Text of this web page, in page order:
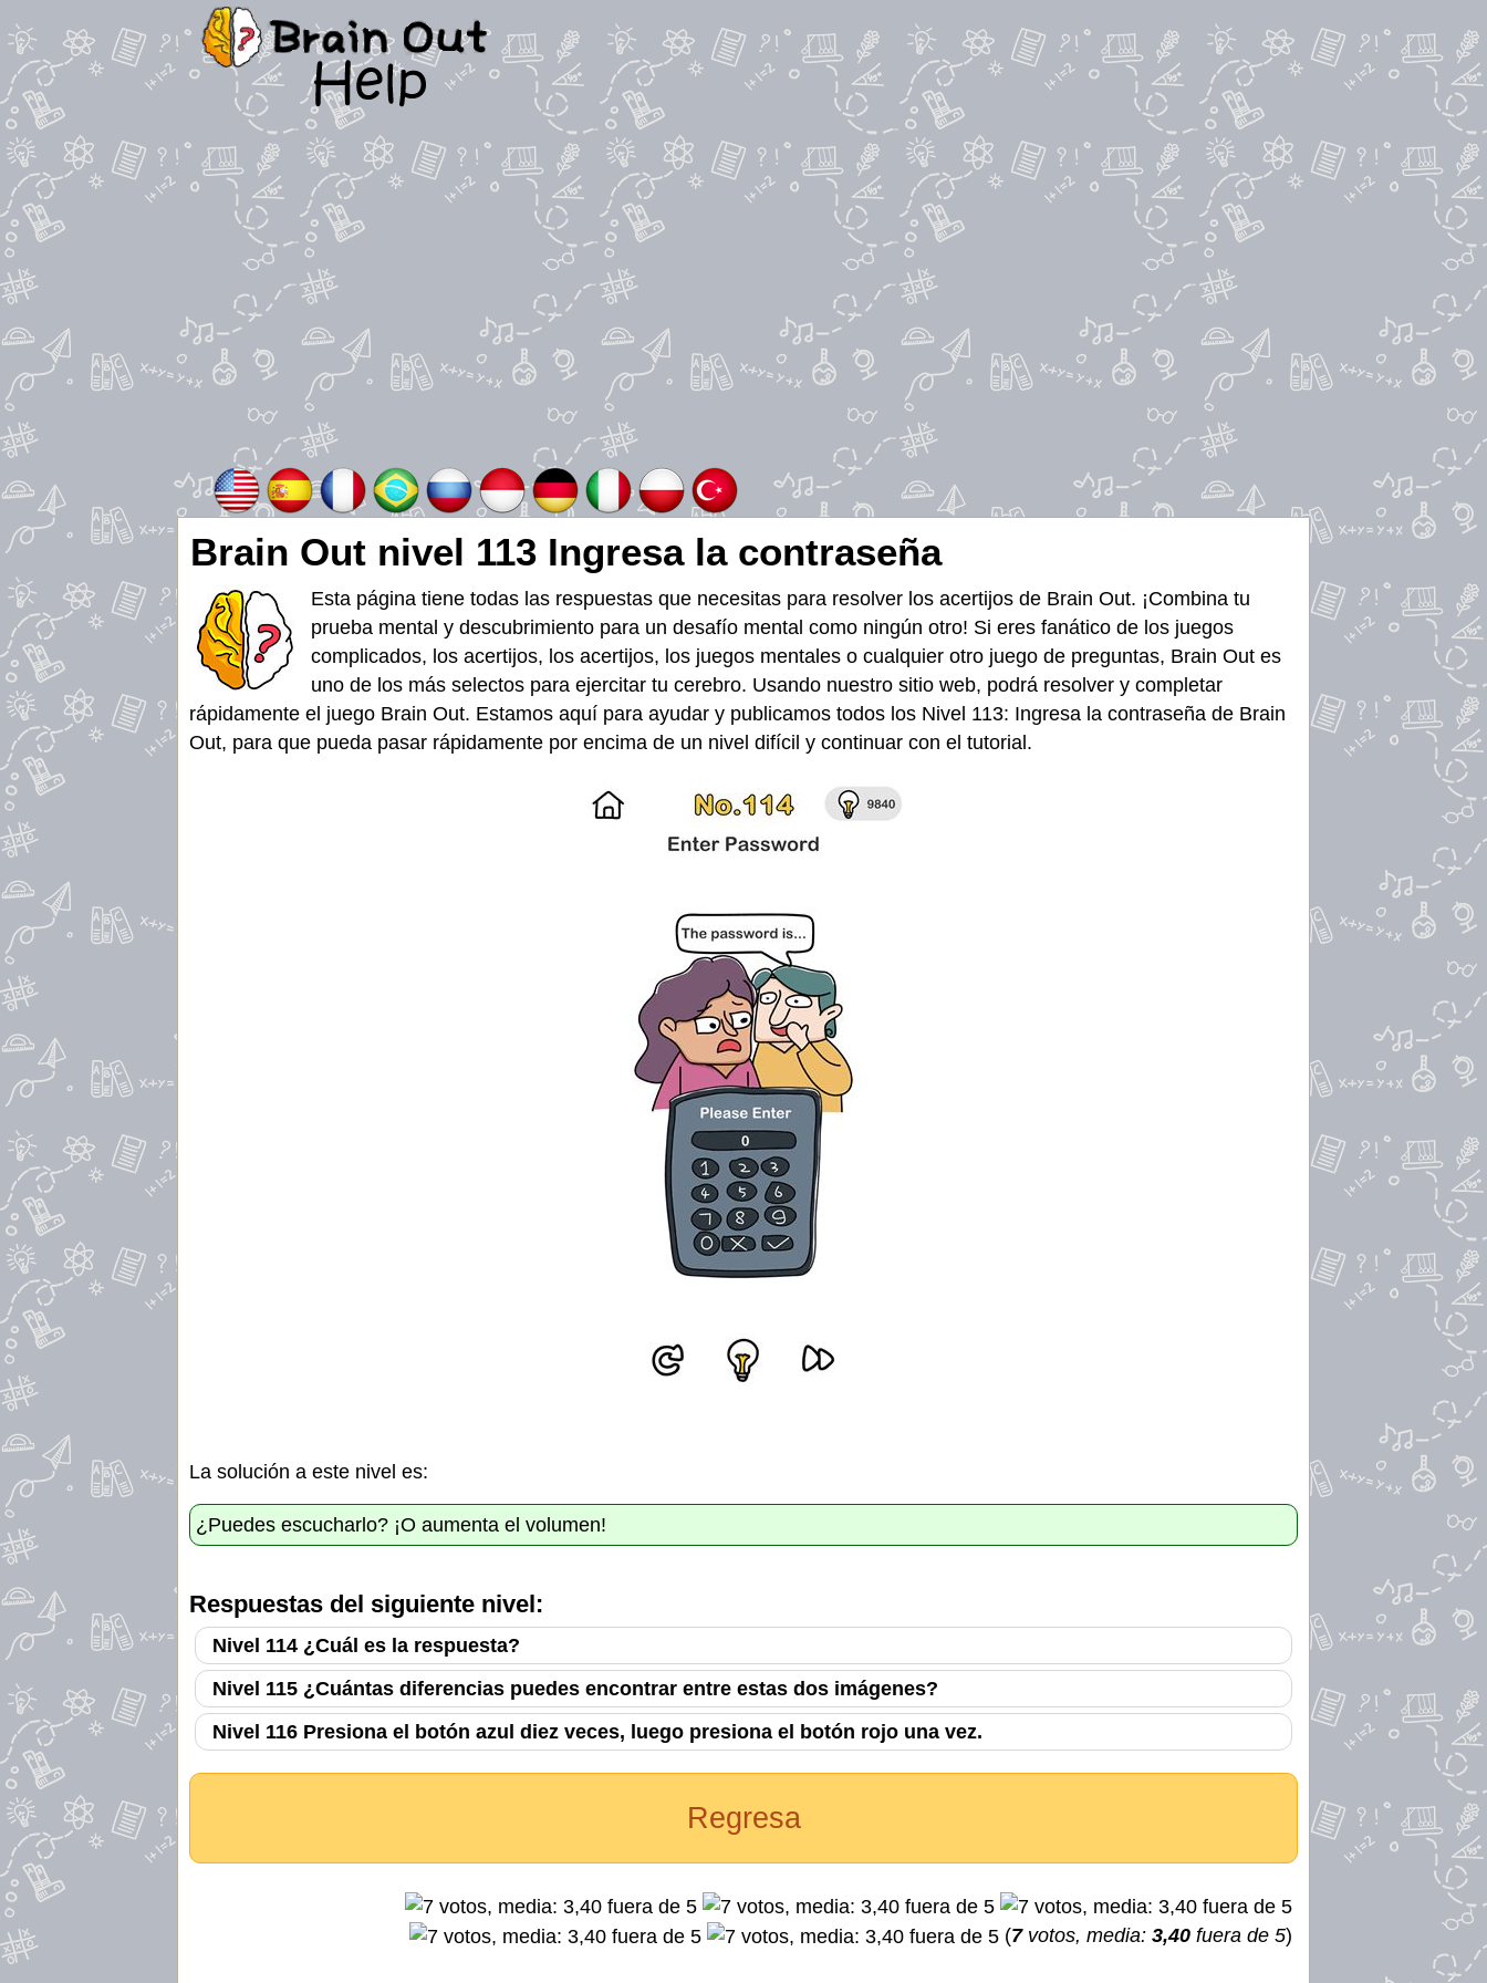
Brain Out nivel 113 Ingresa la contraseña
Esta página tiene todas las respuestas que necesitas para resolver los acertijos de Brain Out. ¡Combina tu
prueba mental y descubrimiento para un desafío mental como ningún otro! Si eres fanático de los juegos
complicados, los acertijos, los acertijos, los juegos mentales o cualquier otro juego de preguntas, Brain Out es
uno de los más selectos para ejercitar tu cerebro. Usando nuestro sitio web, podrá resolver y completar
rápidamente el juego Brain Out. Estamos aquí para ayudar y publicamos todos los Nivel 113: Ingresa la contraseña de Brain
Out, para que pueda pasar rápidamente por encima de un nivel difícil y continuar con el tutorial.
La solución a este nivel es:
¿Puedes escucharlo? ¡O aumenta el volumen!
Respuestas del siguiente nivel:
Nivel 114 ¿Cuál es la respuesta?
Nivel 115 ¿Cuántas diferencias puedes encontrar entre estas dos imágenes?
Nivel 116 Presiona el botón azul diez veces, luego presiona el botón rojo una vez.
Regresa
(7votos, media: 3,40 fuera de 5)